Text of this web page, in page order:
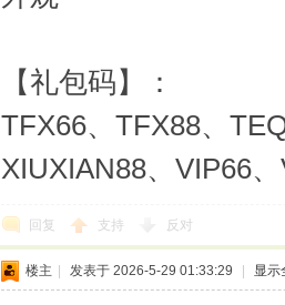
【礼包码】：
TFX66、TFX88、
XIUXIAN88、VIP66
回复 支持 反对
楼主 发表于 2026-5-29 01:33:29 显示